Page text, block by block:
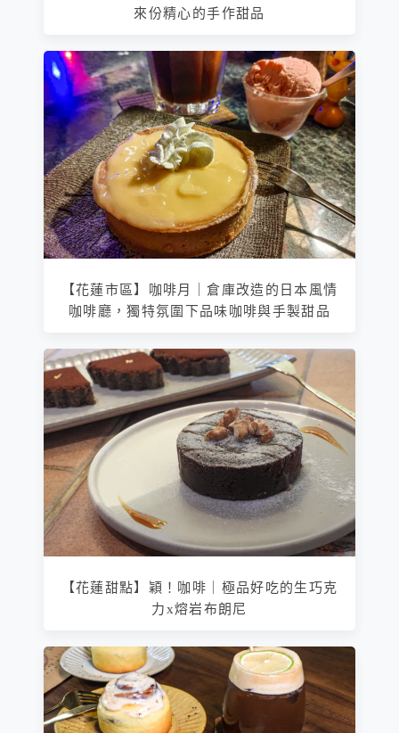
來份精心的手作甜品
【花蓮市區】咖啡月｜倉庫改造的日本風情
咖啡廳，獨特氛圍下品味咖啡與手製甜品
【花蓮甜點】穎！咖啡｜極品好吃的生巧克
力x熔岩布朗尼